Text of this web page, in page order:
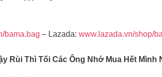
bama.bag – Lazada: www.lazada.vn/shop/
Rùi Thì Tối Các Ông Nhớ Mua Hết Mình